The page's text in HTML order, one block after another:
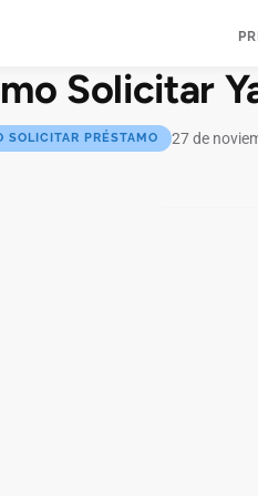
Solicitar
SOLICITAR PRÉSTAMO 27 de